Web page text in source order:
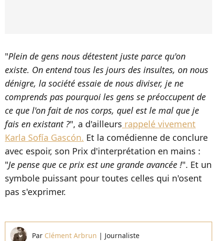
"Plein de gens nous détestent juste parce qu'on
existe. On entend tous les jours des insultes, on nous
dénigre, la société essaie de nous diviser, je ne
comprends pas pourquoi les gens se préoccupent de
ce que l'on fait de nos corps, quel est le mal que je
fais en existant ?", a d'ailleurs rappelé vivement
Karla Sofía Gascón. Et la comédienne de conclure
avec espoir, son Prix d'interprétation en mains :
"Je pense que ce prix est une grande avancée !". Et un
symbole puissant pour toutes celles qui n'osent
pas s'exprimer.
Par Clément Arbrun | Journaliste